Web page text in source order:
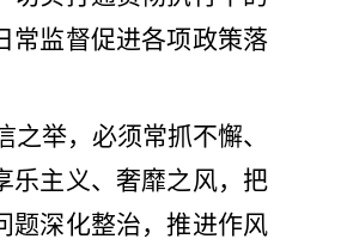
常监督促进各项政策落
举，必须常抓不懈、
乐主义、奢靡之风，把
题深化整治，推进作风